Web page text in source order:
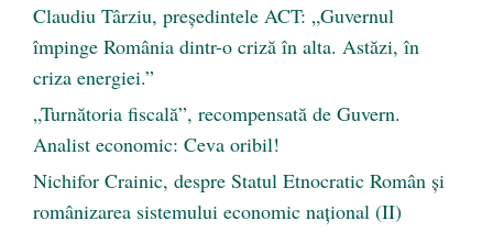
Claudiu Târziu, președintele ACT: „Guvernul
împinge România dintr-o criză în alta. Astăzi, în
criza energiei.”
„Turnătoria fiscală”, recompensată de Guvern.
Analist economic: Ceva oribil!
Nichifor Crainic, despre Statul Etnocratic Român şi
românizarea sistemului economic naţional (II)